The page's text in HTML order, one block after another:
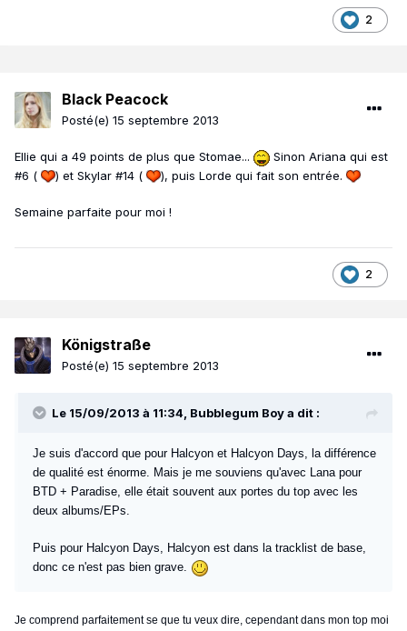
2
Black Peacock
Posté(e) 15 septembre 2013
Ellie qui a 49 points de plus que Stomae...
Sinon Ariana qui est
#6 (
) et Skylar #14 ( ), puis Lorde qui fait son entrée.
Semaine parfaite pour moi !
2
Königstraße
Posté(e) 15 septembre 2013
Le 15/09/2013 à 11:34, Bubblegum Boy a dit :
Je suis d'accord que pour Halcyon et Halcyon Days, la différence
de qualité est énorme. Mais je me souviens qu'avec Lana pour
BTD + Paradise, elle était souvent aux portes du top avec les
deux albums/EPs.
Puis pour Halcyon Days, Halcyon est dans la tracklist de base,
donc ce n'est pas bien grave.
Je comprend parfaitement se que tu veux dire, cependant dans mon top moi